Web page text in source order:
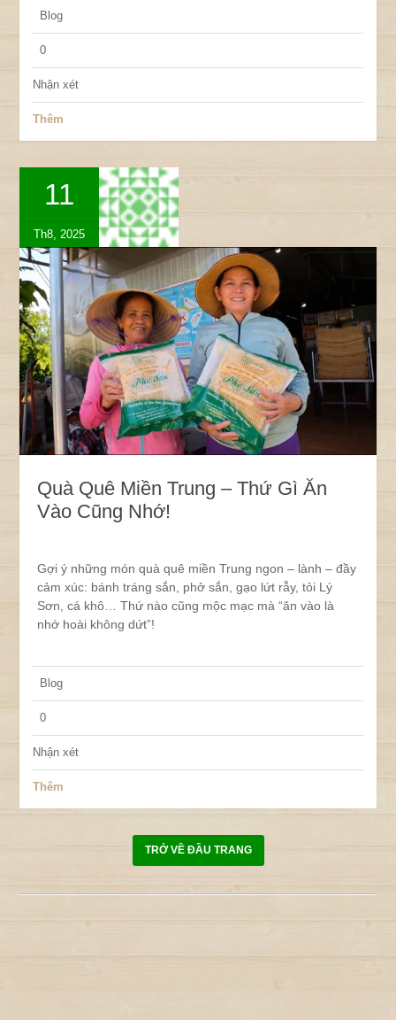
Blog
0
Nhận xét
Thêm
11
Th8, 2025
Quà Quê Miền Trung – Thứ Gì Ăn
Vào Cũng Nhớ!
Gợi ý những món quà quê miền Trung ngon – lành – đầy
cảm xúc: bánh tráng sắn, phở sắn, gạo lứt rẫy, tỏi Lý
Sơn, cá khô… Thứ nào cũng mộc mạc mà “ăn vào là
nhớ hoài không dứt”!
Blog
0
Nhận xét
Thêm
TRỞ VỀ ĐẦU TRANG